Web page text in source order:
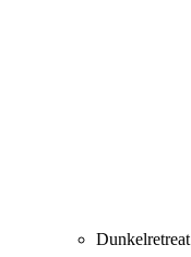
Dunkelretreat